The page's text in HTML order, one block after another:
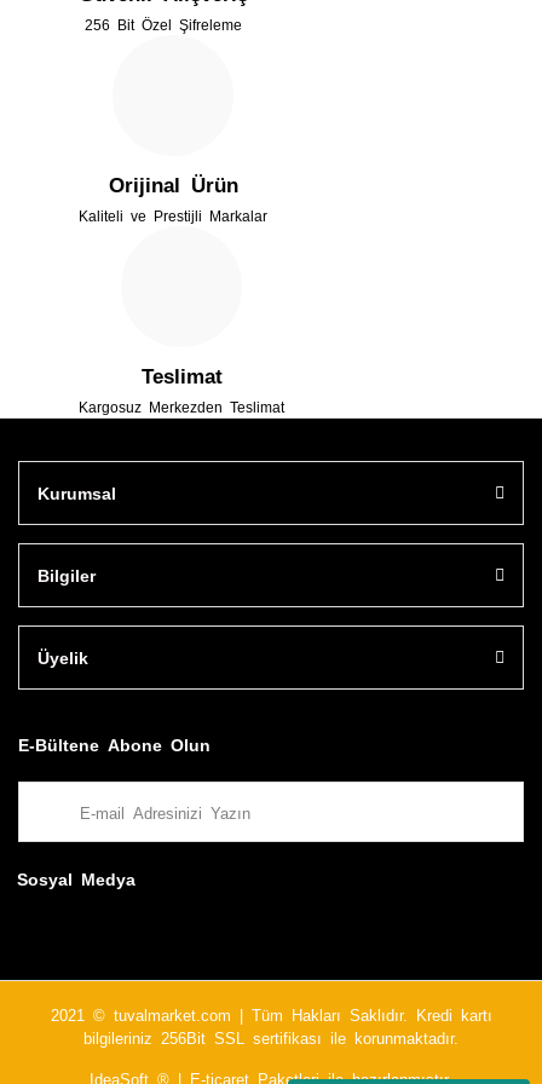
Ürün fiyatı diğer sitelerden daha pahalı.
256 Bit Özel Şifreleme
Orijinal Ürün
Kaliteli ve Prestijli Markalar
Teslimat
Kargosuz Merkezden Teslimat
Kurumsal
Bilgiler
Üyelik
E-Bültene Abone Olun
Sosyal Medya
2021 © tuvalmarket.com | Tüm Hakları Saklıdır. Kredi kartı
bilgileriniz 256Bit SSL sertifikası ile korunmaktadır.
IdeaSoft ® | E-ticaret Paketleri ile hazırlanmıştır.